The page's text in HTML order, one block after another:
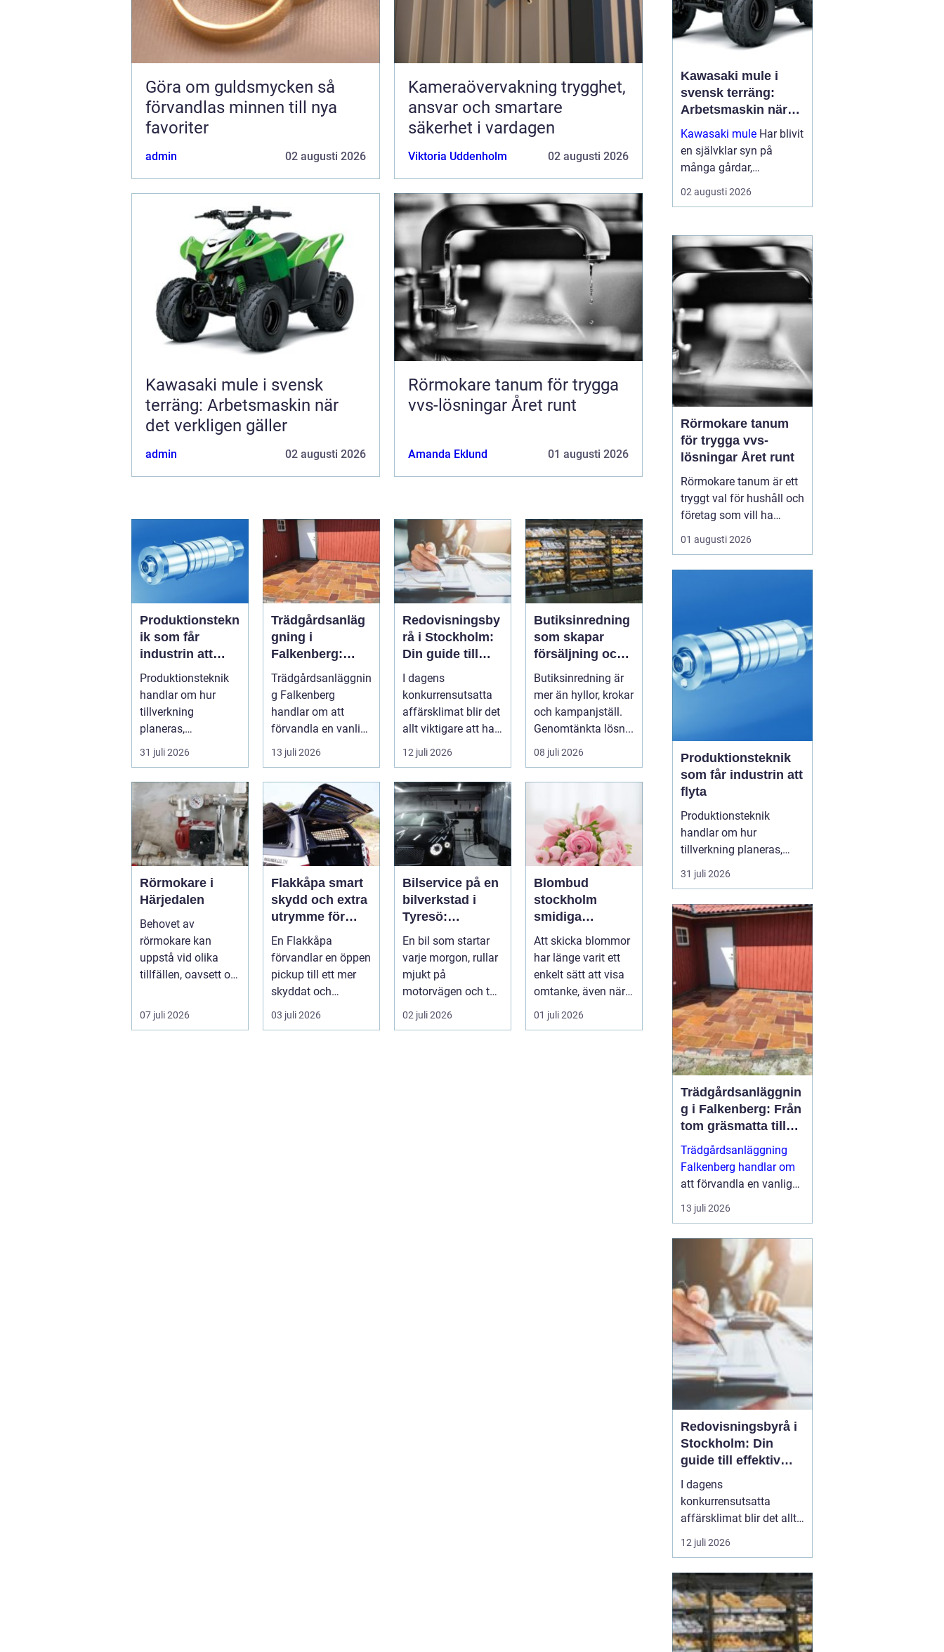
Göra om guldsmycken så
förvandlas minnen till nya
favoriter
admin 02 augusti 2026
Kameraövervakning trygghet,
ansvar och smartare
säkerhet i vardagen
Viktoria Uddenholm 02 augusti 2026
Kawasaki mule i svensk
terräng: Arbetsmaskin när
det verkligen gäller
admin 02 augusti 2026
Rörmokare tanum för trygga
vvs-lösningar Året runt
Amanda Eklund 01 augusti 2026
Produktionstekn
ik som får
industrin att
flyta
Produktionsteknik
handlar om hur
tillverkning
planeras,
organiseras och
genomförs i
praktiken. Fokus...
31 juli 2026
Trädgårdsanläg
gning i
Falkenberg:
Från tom
gräsmatta till
genomtänkt
helhet
Trädgårdsanläggnin
g Falkenberg
handlar om att
förvandla en vanlig
tomt till en ...
13 juli 2026
Redovisningsby
rå i Stockholm:
Din guide till
effektiv
redovisning i
Stockholm
I dagens
konkurrensutsatta
affärsklimat blir det
allt viktigare att ha
redovisningsbyrå...
12 juli 2026
Butiksinredning
som skapar
försäljning och
trivsel
Butiksinredning är
mer än hyllor, krokar
och kampanjställ.
Genomtänkta lösn...
08 juli 2026
Rörmokare i
Härjedalen
Behovet av
rörmokare kan
uppstå vid olika
tillfällen, oavsett om
07 juli 2026
Flakkåpa smart
skydd och extra
utrymme för
pickup
En Flakkåpa
förvandlar en öppen
pickup till ett mer
skyddat och
användbart fordon.
Lasten hamnar tor...
03 juli 2026
Bilservice på en
bilverkstad i
Tyresö:
Grunden för en
trygg och
hållbar
bilvardag
En bil som startar
varje morgon, rullar
mjukt på
motorvägen och tar
familjen säkert ...
02 juli 2026
Blombud
stockholm
smidiga
blomleveranser
för alla tillfällen
Att skicka blommor
har länge varit ett
enkelt sätt att visa
omtanke, även när
avståndet är stort
ell...
01 juli 2026
Kawasaki mule i
svensk terräng:
Arbetsmaskin när
det verkligen gäller
Kawasaki mule Har blivit
en självklar syn på
många gårdar,
entreprenadarbeten och
jaktmarker runt om i
kombinerar ege...
02 augusti 2026
Rörmokare tanum
för trygga vvs-
lösningar Året runt
Rörmokare tanum är ett
tryggt val för hushåll och
företag som vill ha
säkra, hållbara och
professionella vvs-
renoveringar och
energisnåla
uppvärmningssystem.
Rätt ...
01 augusti 2026
Produktionsteknik
som får industrin att
flyta
Produktionsteknik
handlar om hur
tillverkning planeras,
organiseras och
genomförs i praktiken.
samspelet mellan
maskiner, människor,
material och styrsystem.
När dessa delar fungerar
tillsammans minskar
spill, driftstopp och
kostnader...
31 juli 2026
Trädgårdsanläggnin
g i Falkenberg: Från
tom gräsmatta till
genomtänkt helhet
Trädgårdsanläggning
Falkenberg handlar om
att förvandla en vanlig
tomt till en fungerande,
vacker och hållbar
många &ari...
13 juli 2026
Redovisningsbyrå i
Stockholm: Din
guide till effektiv
redovisning i
Stockholm
I dagens
konkurrensutsatta
affärsklimat blir det allt
viktigare att ha en
redovisningsbyrå i
bara kan sköta den
traditionella bokföringen,
utan också kan erbjuda
mervärde genom
12 juli 2026